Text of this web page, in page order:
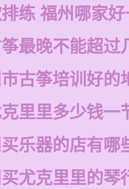
练 福州哪家
最晚不能超过
古筝培训好的
里里多少钱一
乐器的店有哪
尤克里里的琴